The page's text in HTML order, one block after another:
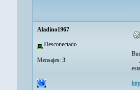
Aladino1967
Desconectado
Mensajes: 3